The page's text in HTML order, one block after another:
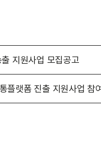
지원사업 모집공고
플랫폼 진출 지원사업 참